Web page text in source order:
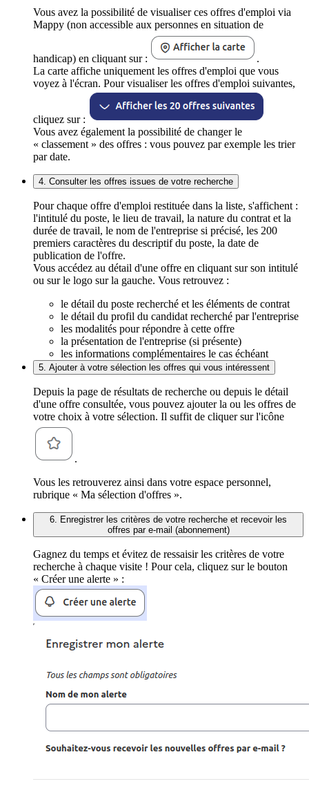
Vous avez la possibilité de visualiser ces offres d'emploi via
Mappy (non accessible aux personnes en situation de
handicap) en cliquant sur :
.
La carte affiche uniquement les offres d'emploi que vous
voyez à l'écran. Pour visualiser les offres d'emploi suivantes,
cliquez sur :
Vous avez également la possibilité de changer le
« classement » des offres : vous pouvez par exemple les trier
par date.
4. Consulter les offres issues de votre recherche
Pour chaque offre d'emploi restituée dans la liste, s'affichent :
l'intitulé du poste, le lieu de travail, la nature du contrat et la
durée de travail, le nom de l'entreprise si précisé, les 200
premiers caractères du descriptif du poste, la date de
publication de l'offre.
Vous accédez au détail d'une offre en cliquant sur son intitulé
ou sur le logo sur la gauche. Vous retrouvez :
le détail du poste recherché et les éléments de contrat
le détail du profil du candidat recherché par l'entreprise
les modalités pour répondre à cette offre
la présentation de l'entreprise (si présente)
les informations complémentaires le cas échéant
5. Ajouter à votre sélection les offres qui vous intéressent
Depuis la page de résultats de recherche ou depuis le détail
d'une offre consultée, vous pouvez ajouter la ou les offres de
votre choix à votre sélection. Il suffit de cliquer sur l'icône
.
Vous les retrouverez ainsi dans votre espace personnel,
rubrique « Ma sélection d'offres ».
6. Enregistrer les critères de votre recherche et recevoir les
offres par e-mail (abonnement)
Gagnez du temps et évitez de ressaisir les critères de votre
recherche à chaque visite ! Pour cela, cliquez sur le bouton
« Créer une alerte » :